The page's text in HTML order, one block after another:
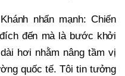
nhấn mạnh: Chiến
đến mà là bước khởi
hơi nhằm nâng tầm vị
quốc tế. Tôi tin tưởng